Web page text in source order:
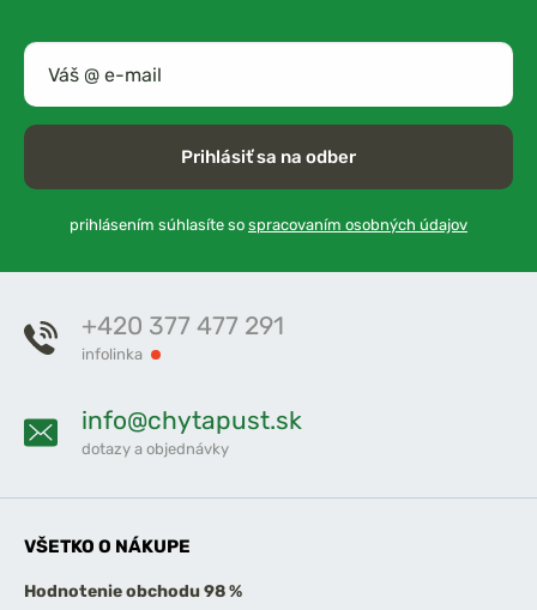
Prihlásiť sa na odber
prihlásením súhlasíte so spracovaním osobných údajov
+420 377 477 291
infolinka
info@chytapust.sk
dotazy a objednávky
VŠETKO O NÁKUPE
Hodnotenie obchodu 98 %